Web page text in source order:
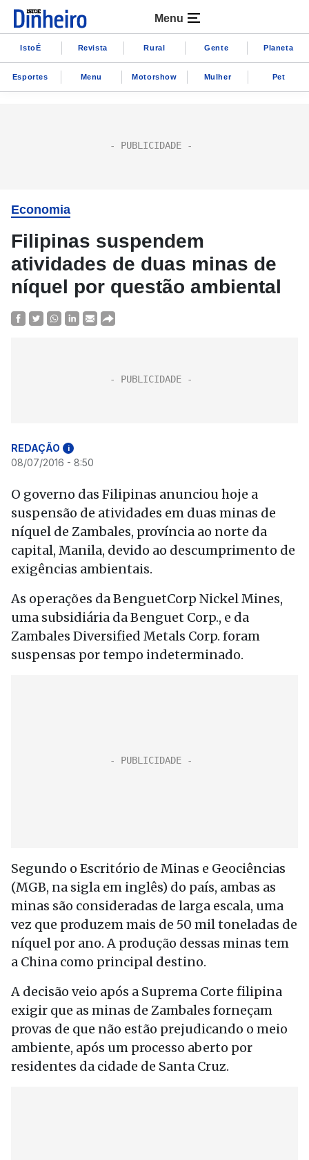
Menu
IstoÉ Revista Rural Gente Planeta
Esportes Menu Motorshow Mulher Pet
Economia
Filipinas suspendem
atividades de duas minas de
níquel por questão ambiental
REDAÇÃO i
08/07/2016 - 8:50
O governo das Filipinas anunciou hoje a
suspensão de atividades em duas minas de
níquel de Zambales, província ao norte da
capital, Manila, devido ao descumprimento de
exigências ambientais.
As operações da BenguetCorp Nickel Mines,
uma subsidiária da Benguet Corp., e da
Zambales Diversified Metals Corp. foram
suspensas por tempo indeterminado.
Segundo o Escritório de Minas e Geociências
(MGB, na sigla em inglês) do país, ambas as
minas são consideradas de larga escala, uma
vez que produzem mais de 50 mil toneladas de
níquel por ano. A produção dessas minas tem
a China como principal destino.
A decisão veio após a Suprema Corte filipina
exigir que as minas de Zambales forneçam
provas de que não estão prejudicando o meio
ambiente, após um processo aberto por
residentes da cidade de Santa Cruz.